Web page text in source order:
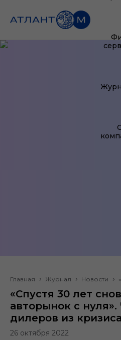
Главная Журнал Новости
«Спустя 30 лет
авторынок с
дилеров из
26 октября 2022